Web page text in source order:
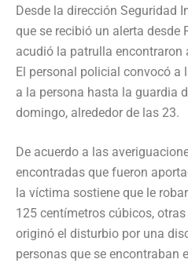
Desde la dirección Seguridad
que se recibió un alerta desde
acudió la patrulla encontraron
El personal policial convocó
a la persona hasta la guardia
domingo, alrededor de las 23.
De acuerdo a las
encontradas que fueron
la víctima sostiene que le
125 centímetros cúbicos,
originó el disturbio por una
personas que se encontraban